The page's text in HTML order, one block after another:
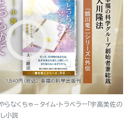
なくちゃ－タイム・トラベラー「宇高美佐の
小説